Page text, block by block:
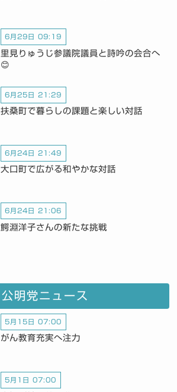
6月29日 09:19
里見りゅうじ参議院議員と詩吟の会合へ
😊
6月25日 21:29
扶桑町で暮らしの課題と楽しい対話
6月24日 21:49
大口町で広がる和やかな対話
6月24日 21:06
鰐淵洋子さんの新たな挑戦
公明党ニュース
5月15日 07:00
がん教育充実へ注力
5月1日 07:00